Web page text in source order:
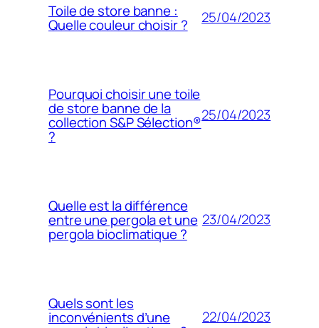
Toile de store banne :
Quelle couleur choisir ? 25/04/2023
Pourquoi choisir une toile
de store banne de la
collection S&P Sélection®
?
25/04/2023
Quelle est la différence
entre une pergola et une
pergola bioclimatique ?
23/04/2023
Quels sont les
inconvénients d’une 22/04/2023